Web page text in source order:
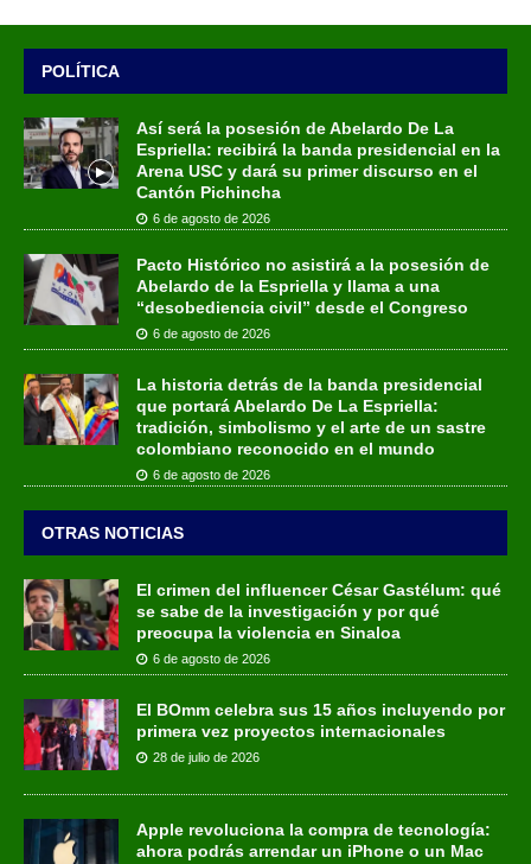
POLÍTICA
Así será la posesión de Abelardo De La
Espriella: recibirá la banda presidencial en la
Arena USC y dará su primer discurso en el
Cantón Pichincha
6 de agosto de 2026
Pacto Histórico no asistirá a la posesión de
Abelardo de la Espriella y llama a una
“desobediencia civil” desde el Congreso
6 de agosto de 2026
La historia detrás de la banda presidencial
que portará Abelardo De La Espriella:
tradición, simbolismo y el arte de un sastre
colombiano reconocido en el mundo
6 de agosto de 2026
OTRAS NOTICIAS
El crimen del influencer César Gastélum: qué
se sabe de la investigación y por qué
preocupa la violencia en Sinaloa
6 de agosto de 2026
El BOmm celebra sus 15 años incluyendo por
primera vez proyectos internacionales
28 de julio de 2026
Apple revoluciona la compra de tecnología:
ahora podrás arrendar un iPhone o un Mac